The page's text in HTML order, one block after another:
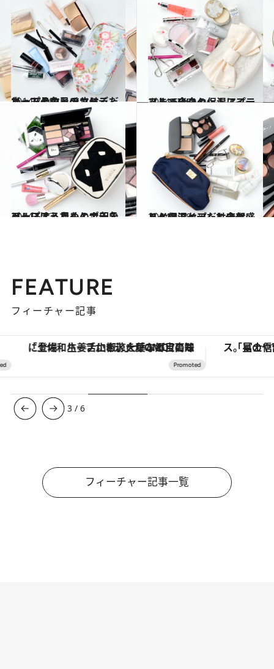
2014.7.28
リップの色とツヤにこだわってその日のコーディネートとマッチさせる
ビューティ＆ヘルス 2014.6.16
フルメイクセットにプラスして全身の保湿アイテムまでIN！
ビューティ＆ヘルス
2014.5.13
ベースはうすく、ナチュラルに！ 目もとで印象アップするためのポーチ
ビューティ＆ヘルス 2014.4.28
メイクアップだけでなく、保湿ケア、エチケットケアアイテムも全部盛り！
ビューティ＆ヘルス
FEATURE
フィーチャー記事
「土佐和ハーブかき氷」がOMO7高知に登場！生姜、山椒、大葉など目にも舌にも涼を呼ぶ郷土の味
3 /6
フィーチャー記事一覧